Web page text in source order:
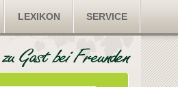
LEXIKON SERVICE